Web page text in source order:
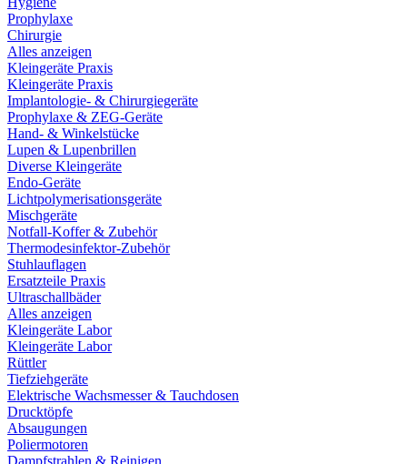
Prophylaxe
Chirurgie
Alles anzeigen
Kleingeräte Praxis
Kleingeräte Praxis
Implantologie- & Chirurgiegeräte
Prophylaxe & ZEG-Geräte
Hand- & Winkelstücke
Lupen & Lupenbrillen
Diverse Kleingeräte
Endo-Geräte
Lichtpolymerisationsgeräte
Mischgeräte
Notfall-Koffer & Zubehör
Thermodesinfektor-Zubehör
Stuhlauflagen
Ersatzteile Praxis
Ultraschallbäder
Alles anzeigen
Kleingeräte Labor
Kleingeräte Labor
Rüttler
Tiefziehgeräte
Elektrische Wachsmesser & Tauchdosen
Drucktöpfe
Absaugungen
Poliermotoren
Dampfstrahlen & Reinigen